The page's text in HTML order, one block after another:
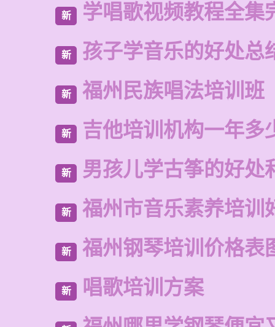
新 学唱歌视频教程全集
新 孩子学音乐的好处总
新 福州民族唱法培训班
新 吉他培训机构一年多
新 男孩儿学古筝的好处
新 福州市音乐素养培训
新 福州钢琴培训价格表
新 唱歌培训方案